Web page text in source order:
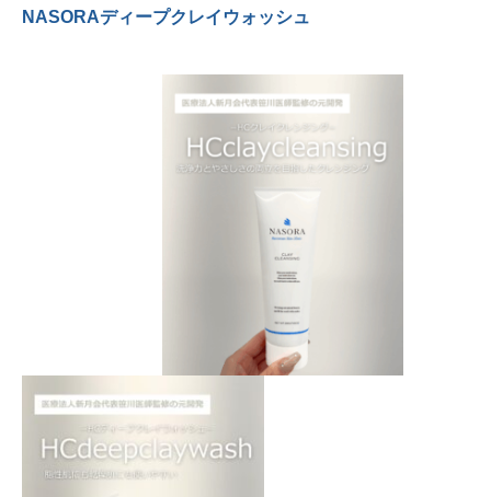
NASORAディープクレイウォッシュ